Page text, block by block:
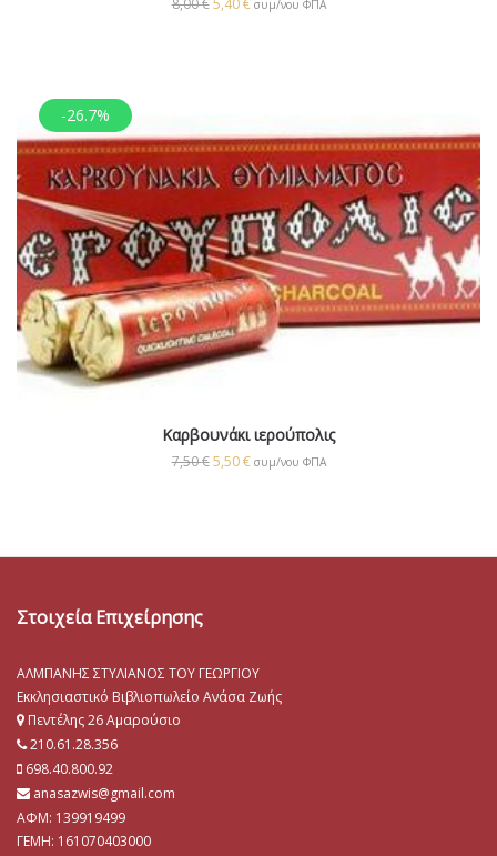
συμ/νου ΦΠΑ
-26.7%
Καρβουνάκι ιερούπολις
7,50€ 5,50€ συμ/νου ΦΠΑ
Στοιχεία Επιχείρησης
ΑΛΜΠΑΝΗΣ ΣΤΥΛΙΑΝΟΣ ΤΟΥ ΓΕΩΡΓΙΟΥ
Εκκλησιαστικό Βιβλιοπωλείο Ανάσα Ζωής
Πεντέλης 26 Αμαρούσιο
210.61.28.356
698.40.800.92
anasazwis@gmail.com
ΑΦΜ: 139919499
ΓΕΜΗ: 161070403000